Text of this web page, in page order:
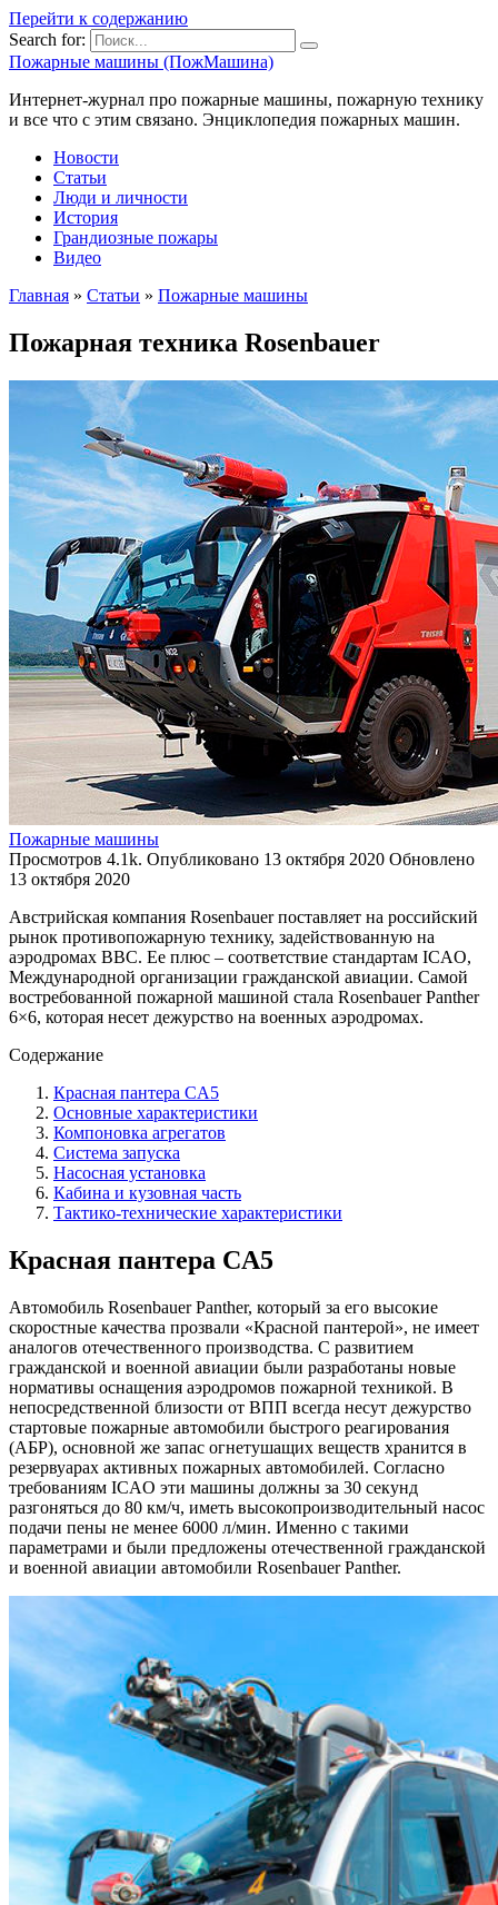
Перейти к содержанию
Search for:
Пожарные машины (ПожМашина)
Интернет-журнал про пожарные машины, пожарную технику
и все что с этим связано. Энциклопедия пожарных машин.
Новости
Статьи
Люди и личности
История
Грандиозные пожары
Видео
Главная » Статьи » Пожарные машины
Пожарная техника Rosenbauer
Пожарные машины
Просмотров 4.1k. Опубликовано 13 октября 2020 Обновлено
13 октября 2020
Австрийская компания Rosenbauer поставляет на российский
рынок противопожарную технику, задействованную на
аэродромах ВВС. Ее плюс – соответствие стандартам ICAO,
Международной организации гражданской авиации. Самой
востребованной пожарной машиной стала Rosenbauer Panther
6×6, которая несет дежурство на военных аэродромах.
Содержание
Красная пантера CA5
Основные характеристики
Компоновка агрегатов
Система запуска
Насосная установка
Кабина и кузовная часть
Тактико-технические характеристики
Красная пантера CA5
Автомобиль Rosenbauer Panther, который за его высокие
скоростные качества прозвали «Красной пантерой», не имеет
аналогов отечественного производства. С развитием
гражданской и военной авиации были разработаны новые
нормативы оснащения аэродромов пожарной техникой. В
непосредственной близости от ВПП всегда несут дежурство
стартовые пожарные автомобили быстрого реагирования
(АБР), основной же запас огнетушащих веществ хранится в
резервуарах активных пожарных автомобилей. Согласно
требованиям ICAO эти машины должны за 30 секунд
разгоняться до 80 км/ч, иметь высокопроизводительный насос
подачи пены не менее 6000 л/мин. Именно с такими
параметрами и были предложены отечественной гражданской
и военной авиации автомобили Rosenbauer Panther.